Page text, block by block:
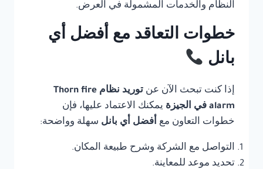
النظام والخدمات المشمولة في العرض.
خطوات التعاقد مع أفضل أي
بانل
إذا كنت تبحث الآن عن
توريد نظام Thorn fire
alarm في الجيزة
يمكنك الاعتماد عليها، فإن
خطوات التعاون مع أفضل أي بانل سهلة وواضحة:
التواصل مع الشركة وشرح طبيعة المكان.
تحديد موعد للمعاينة.